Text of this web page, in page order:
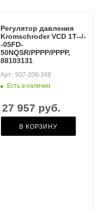
Регулятор давления
Kromschroder VCD 1T--/-
-05FD-
50NQSR/PPPP/PPPP,
88103131
Есть в наличии
Арт.: 507-206-348
27 957 руб.
В КОРЗИНУ